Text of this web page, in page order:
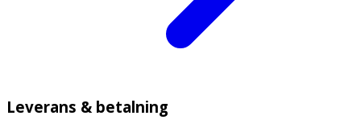
Leverans & betalning